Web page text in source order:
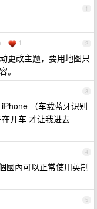
1
2
1
更改主题，要用地图只
。
3
（车载蓝牙识别
开车 才让我进去
4
國內可以正常使用英制
5